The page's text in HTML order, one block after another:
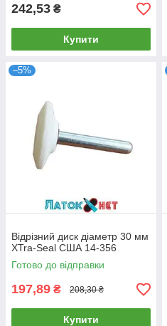
242,53 ₴
Купити
–5%
Відрізний диск діаметр 30 мм
XTra-Seal США 14-356
Готово до відправки
197,89 ₴ 208,30 ₴
Купити